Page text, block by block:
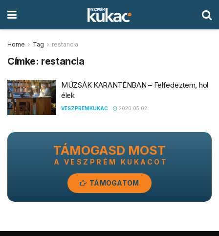
Home Tag restancia
Címke: restancia
MÚZSÁK KARANTÉNBAN – Felfedeztem, hol
élek
VESZPREMKUKAC 2020.05.02.
TÁMOGASD MOST
A VESZPRÉM KUKACOT
TÁMOGATOM